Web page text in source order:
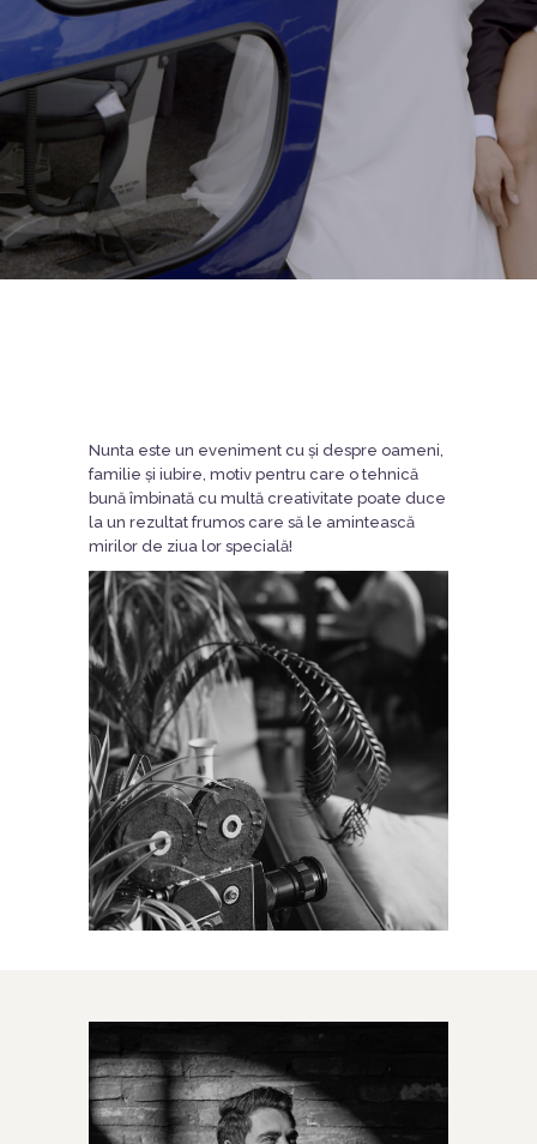
Nunta este un eveniment cu și despre oameni,
familie și iubire, motiv pentru care o tehnică
bună îmbinată cu multă creativitate poate duce
la un rezultat frumos care să le amintească
mirilor de ziua lor specială!